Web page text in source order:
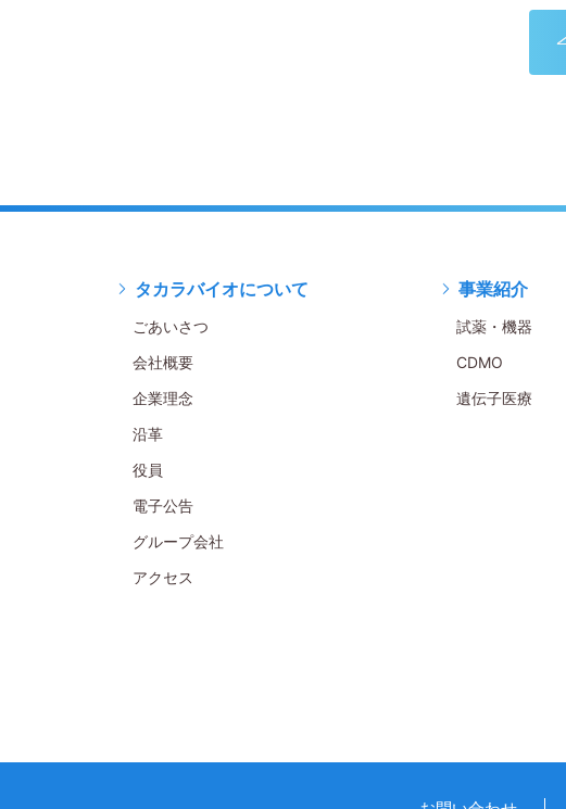
タカラバイオについて
ごあいさつ
会社概要
企業理念
沿革
役員
電子公告
グループ会社
アクセス
事業紹介
試薬・機器
CDMO
遺伝子医療